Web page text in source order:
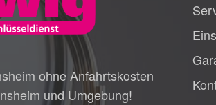
ohne Anfahrtskosten
und Umgebung!